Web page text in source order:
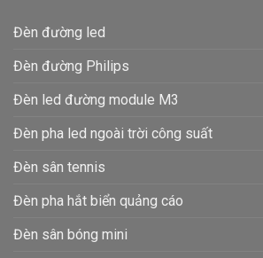
Đèn đường led
Đèn đường Philips
Đèn led đường module M3
Đèn pha led ngoài trời công suất
Đèn sân tennis
Đèn pha hắt biển quảng cáo
Đèn sân bóng mini